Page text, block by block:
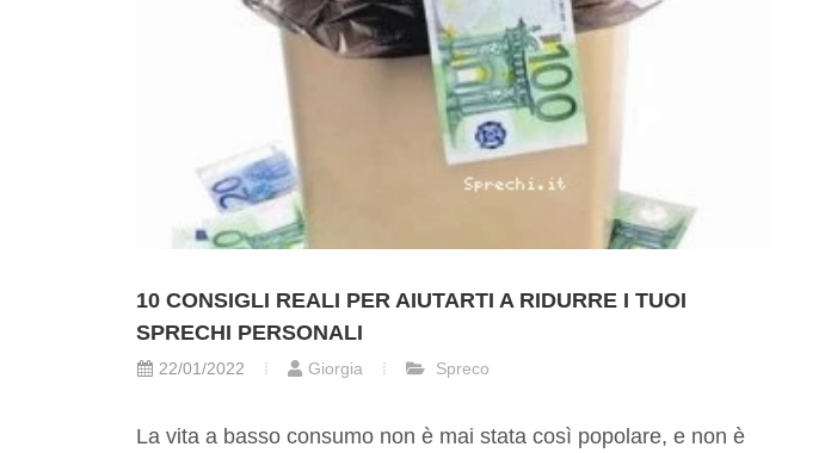
10 CONSIGLI REALI PER AIUTARTI A RIDURRE I TUOI
SPRECHI PERSONALI
22/01/2022 Giorgia Spreco
La vita a basso consumo non è mai stata così popolare, e non è